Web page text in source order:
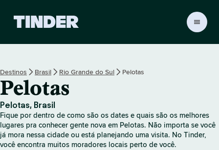
a
c
i
a
l
Destinos Brasil Rio Grande do Sul Pelotas
Pelotas
Pelotas, Brasil
Fique por dentro de como são os dates e quais são os melhores
lugares pra conhecer gente nova em Pelotas. Não importa se você
já mora nessa cidade ou está planejando uma visita. No Tinder,
você encontra muitos moradores locais perto de você.